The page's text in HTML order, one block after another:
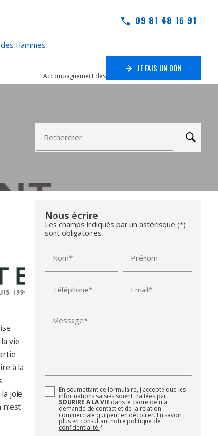
09 81 48 16 91
Flammes
Accompagnement des enfants malades du cancer France
Rechercher
vie
à la
joie
n’est
Nous écrire
Les champs indiqués par un astérisque (*)
sont obligatoires
Nom* Prénom
Téléphone* Email*
Message*
En soumettant ce formulaire, j'accepte que les
informations saisies soient traitées par
SOURIRE A LA VIE dans le cadre de ma
demande de contact et de la relation
commerciale qui peut en découler. En savoir
plus en consultant notre politique de
confidentialité.*
JE FAIS UN DON